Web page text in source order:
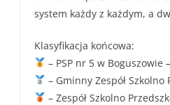
system każdy z każdym, a
Klasyfikacja końcowa:
– PSP nr 5 w Boguszowie
– Gminny Zespół
– Zespół Szkolno